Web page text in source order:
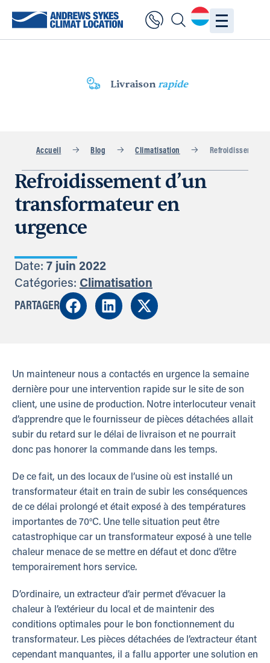
Livraisonrapide
Accueil Blog Climatisation Refroidissement
Refroidissement d’un
transformateur en
urgence
Date: 7 juin 2022
Catégories: Climatisation
PARTAGER
Un mainteneur nous a contactés en urgence la semaine
dernière pour une intervention rapide sur le site de son
client, une usine de production. Notre interlocuteur venait
d’apprendre que le fournisseur de pièces détachées allait
subir du retard sur le délai de livraison et ne pourrait
donc pas honorer la commande dans les temps.
De ce fait, un des locaux de l’usine où est installé un
transformateur était en train de subir les conséquences
de ce délai prolongé et était exposé à des températures
importantes de 70°C. Une telle situation peut être
catastrophique car un transformateur exposé à une telle
chaleur menace de se mettre en défaut et donc d’être
temporairement hors service.
D’ordinaire, un extracteur d’air permet d’évacuer la
chaleur à l’extérieur du local et de maintenir des
conditions optimales pour le bon fonctionnement du
transformateur. Les pièces détachées de l’extracteur étant
cependant manquantes, il a fallu apporter une solution en